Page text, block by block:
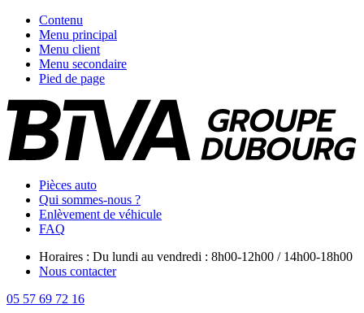
Contenu
Menu principal
Menu client
Menu secondaire
Pied de page
Pièces auto
Qui sommes-nous ?
Enlèvement de véhicule
FAQ
Horaires : Du lundi au vendredi : 8h00-12h00 / 14h00-18h00
Nous contacter
05 57 69 72 16